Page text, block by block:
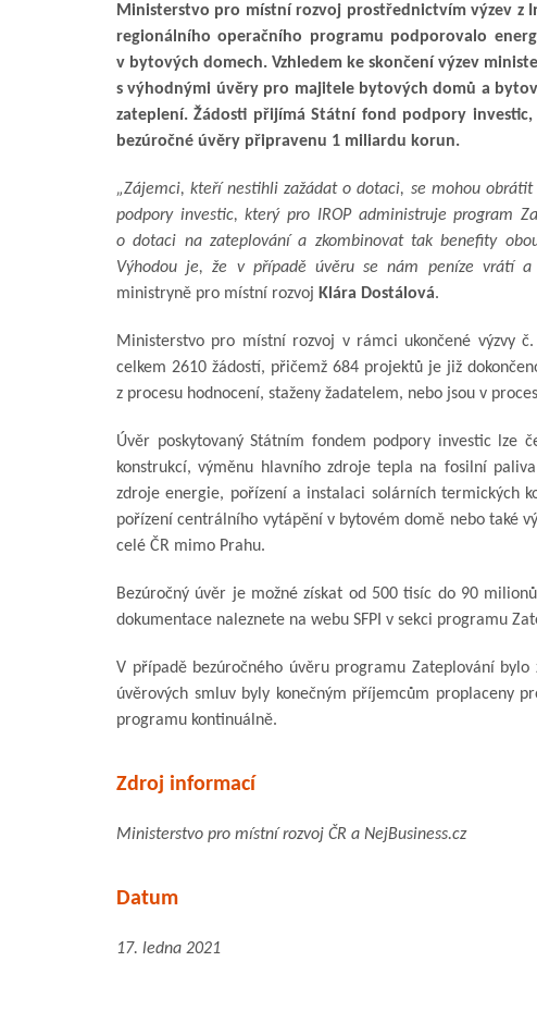
Ministerstvo pro místní rozvoj prostřednictvím výzev z
regionálního operačního programu podporovalo
v bytových domech. Vzhledem ke skončení výzev
s výhodnými úvěry pro majitele bytových domů a
zateplení. Žádosti přijímá Státní fond podpory
bezúročné úvěry připravenu 1 miliardu korun.
„Zájemci, kteří nestihli zažádat o dotaci, se mohou
podpory investic, který pro IROP administruje program
o dotaci na zateplování a zkombinovat tak benefity
Výhodou je, že v případě úvěru se nám peníze vrátí a
ministryně pro místní rozvoj Klára Dostálová.
Ministerstvo pro místní rozvoj v rámci ukončené výzvy
celkem 2610 žádostí, přičemž 684 projektů je již
z procesu hodnocení, staženy žadatelem, nebo jsou v
Úvěr poskytovaný Státním fondem podpory investic lze
konstrukcí, výměnu hlavního zdroje tepla na fosilní
zdroje energie, pořízení a instalaci solárních termických
pořízení centrálního vytápění v bytovém domě nebo také
celé ČR mimo Prahu.
Bezúročný úvěr je možné získat od 500 tisíc do 90
dokumentace naleznete na webu SFPI v sekci programu
V případě bezúročného úvěru programu Zateplování
úvěrových smluv byly konečným příjemcům proplaceny
programu kontinuálně.
Zdroj informací
Ministerstvo pro místní rozvoj ČR a NejBusiness.cz
Datum
17. ledna 2021